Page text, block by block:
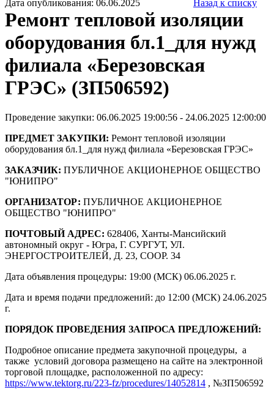
Дата опубликования: 06.06.2025 Назад к списку
Ремонт тепловой изоляции
оборудования бл.1_для нужд
филиала «Березовская
ГРЭС» (ЗП506592)
Проведение закупки: 06.06.2025 19:00:56 - 24.06.2025 12:00:00
ПРЕДМЕТ ЗАКУПКИ: Ремонт тепловой изоляции
оборудования бл.1_для нужд филиала «Березовская ГРЭС»
ЗАКАЗЧИК: ПУБЛИЧНОЕ АКЦИОНЕРНОЕ ОБЩЕСТВО
"ЮНИПРО"
ОРГАНИЗАТОР: ПУБЛИЧНОЕ АКЦИОНЕРНОЕ
ОБЩЕСТВО "ЮНИПРО"
ПОЧТОВЫЙ АДРЕС: 628406, Ханты-Мансийский
автономный округ - Югра, Г. СУРГУТ, УЛ.
ЭНЕРГОСТРОИТЕЛЕЙ, Д. 23, СООР. 34
Дата объявления процедуры: 19:00 (МСК) 06.06.2025 г.
Дата и время подачи предложений: до 12:00 (МСК) 24.06.2025
г.
ПОРЯДОК ПРОВЕДЕНИЯ ЗАПРОСА ПРЕДЛОЖЕНИЙ:
Подробное описание предмета закупочной процедуры, а
также условий договора размещено на сайте на электронной
торговой площадке, расположенной по адресу:
https://www.tektorg.ru/223-fz/procedures/14052814 , №ЗП506592